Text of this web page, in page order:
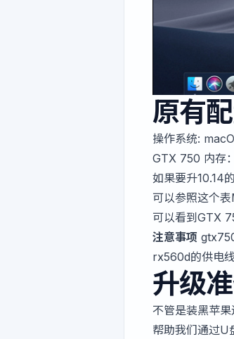
原有
操作系统:
GTX 750 内存
如果要升10.14
可以参照这个表
可以看到GTX
注意事项
rx560d的供电线
升级
不管是装黑苹
帮助我们通过U